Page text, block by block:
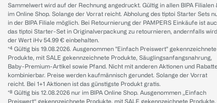
Sammelwert wird auf der Rechnung angedruckt. Gültig in allen BIPA Filialen
im Online Shop. Solange der Vorrat reicht. Abholung des tiptoi Starter Sets
in der BIPA Filiale möglich. Bei Retournierung der PAMPERS Einkäufe ist
das tiptoi Starter-Set in Originalverpackung zu retournieren, andernfalls wird
der Wert iHv 54.99 € einbehalten.
*⁴ Gültig bis 19.08.2026. Ausgenommen "Einfach Preiswert" gekennzeichnete
Produkte, mit SALE gekennzeichnete Produkte, Säuglingsanfangsnahrung,
Baby-Premium-Artikel sowie Pfand. Nicht mit anderen Aktionen und
kombinierbar. Preise werden kaufmännisch gerundet. Solange der Vorrat
reicht. Bei 1+1 Aktionen ist das günstigste Produkt gratis.
*⁸ Gültig bis 12.08.2026 nur im BIPA Online Shop. Ausgenommen „Einfach
Preiswert“ gekennzeichnete Produkte, mit SALE gekennzeichnete Produkte,